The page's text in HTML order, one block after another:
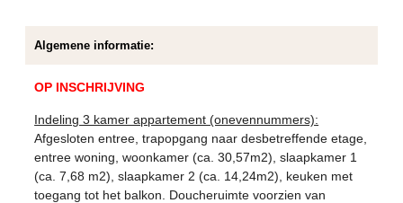
Algemene informatie:
OP INSCHRIJVING
Indeling 3 kamer appartement (onevennummers):
Afgesloten entree, trapopgang naar desbetreffende etage,
entree woning, woonkamer (ca. 30,57m2), slaapkamer 1
(ca. 7,68 m2), slaapkamer 2 (ca. 14,24m2), keuken met
toegang tot het balkon. Doucheruimte voorzien van